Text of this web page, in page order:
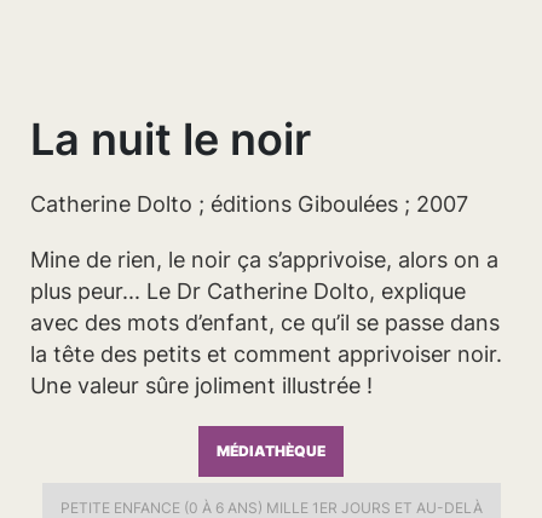
La nuit le noir
Catherine Dolto ; éditions Giboulées ; 2007
Mine de rien, le noir ça s’apprivoise, alors on a
plus peur... Le Dr Catherine Dolto, explique
avec des mots d’enfant, ce qu’il se passe dans
la tête des petits et comment apprivoiser noir.
Une valeur sûre joliment illustrée !
MÉDIATHÈQUE
PETITE ENFANCE (0 À 6 ANS) MILLE 1ER JOURS ET AU-DELÀ